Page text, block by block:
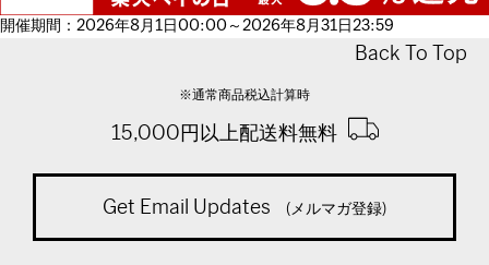
開催期間：2026年8月1日00:00～2026年8月31日23:59
Back To Top
※通常商品税込計算時
15,000円以上配送料無料
Get Email Updates (メルマガ登録)